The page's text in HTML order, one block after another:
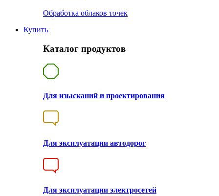
Обработка облаков точек
Купить
Каталог продуктов
Для изысканий и проектирования
Для эксплуатации автодорог
Для эксплуатации электросетей